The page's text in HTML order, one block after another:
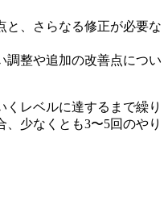
と、さらなる修正が必要な
調整や追加の改善点につい
くレベルに達するまで繰り
少なくとも3〜5回のやり